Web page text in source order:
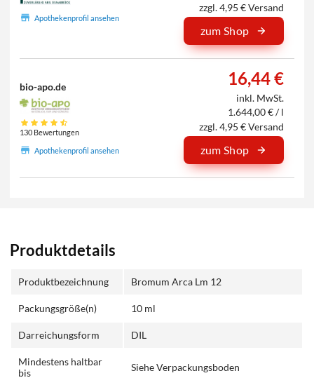
Apothekenprofil ansehen
zzgl. 4,95 € Versand
zum Shop
bio-apo.de
130 Bewertungen
Apothekenprofil ansehen
16,44 €
inkl. MwSt.
1.644,00 € / l
zzgl. 4,95 € Versand
zum Shop
Produktdetails
Produktbezeichnung Bromum Arca Lm 12
Packungsgröße(n) 10 ml
Darreichungsform DIL
Mindestens haltbar
bis
Siehe Verpackungsboden